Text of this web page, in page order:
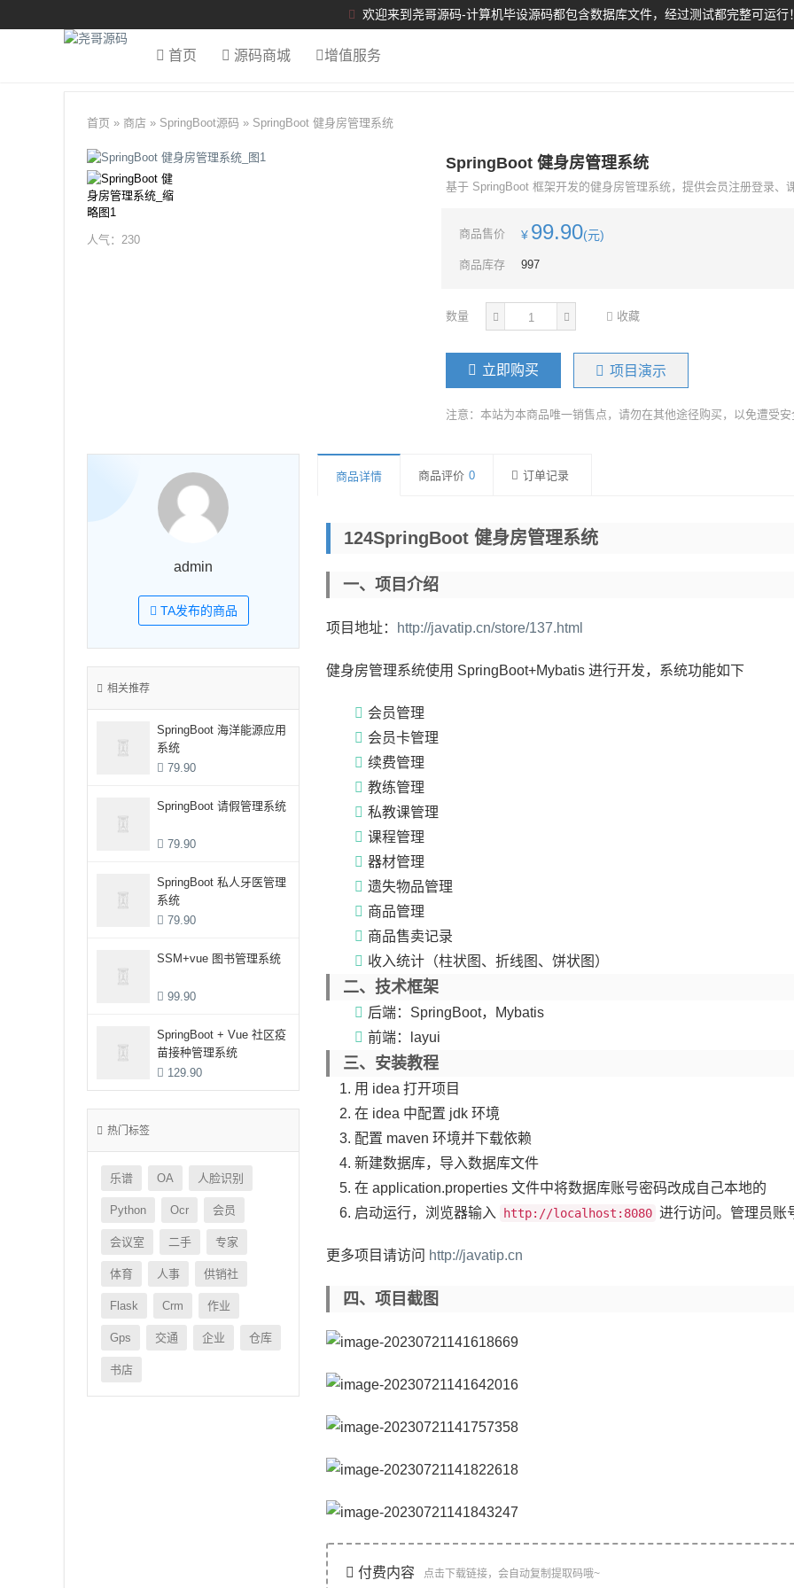
欢迎来到尧哥源码-计算机毕设源码都包含数据库文件，经过测试都完整可运行
首页 源码商城 增值服务
首页 » 商店 » SpringBoot源码 » SpringBoot 健身房管理系统
人气： 230
SpringBoot 健身房管理系统
基于 SpringBoot 框架开发的健身房管理系统，提供会员注册登录、
商品售价 ¥ 99.90(元)
商品库存 997
数量 收藏
立即购买 项目演示
注意：本站为本商品唯一销售点，请勿在其他途径购买，以免遭受
商品详情 商品评价 0 订单记录
124SpringBoot 健身房管理系统
一、项目介绍
项目地址： http://javatip.cn/store/137.html
健身房管理系统使用 SpringBoot+Mybatis 进行开发，系统功能如下
会员管理
会员卡管理
续费管理
教练管理
私教课管理
课程管理
器材管理
遗失物品管理
商品管理
商品售卖记录
收入统计（柱状图、折线图、饼状图）
二、技术框架
后端：SpringBoot，Mybatis
前端：layui
三、安装教程
用 idea 打开项目
在 idea 中配置 jdk 环境
配置 maven 环境并下载依赖
新建数据库，导入数据库文件
在 application.properties 文件中将数据库账号密码改成自己本地的
启动运行，浏览器输入
http://localhost:8080 进行访问。管理员账
更多项目请访问 http://javatip.cn
四、项目截图
付费内容 点击下载链接，会自动复制提取码哦~
admin
TA发布的商品
相关推荐
SpringBoot 海洋能源应用
系统
79.90
SpringBoot 请假管理系统
79.90
SpringBoot 私人牙医管理
系统
79.90
SSM+vue 图书管理系统
99.90
SpringBoot + Vue 社区疫
苗接种管理系统
129.90
热门标签
乐谱 OA 人脸识别
Python Ocr 会员
会议室 二手 专家
体育 人事 供销社
Flask Crm 作业
Gps 交通 企业 仓库
书店